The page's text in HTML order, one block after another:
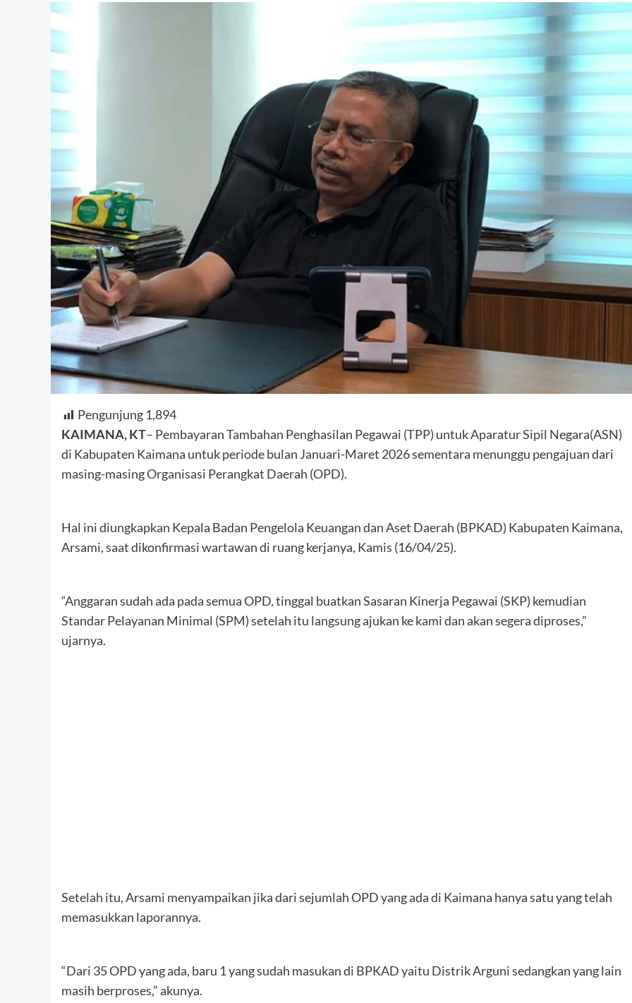
Pengunjung 1,894
KAIMANA, KT– Pembayaran Tambahan Penghasilan Pegawai (TPP) untuk Aparatur Sipil Negara(ASN)
di Kabupaten Kaimana untuk periode bulan Januari-Maret 2026 sementara menunggu pengajuan dari
masing-masing Organisasi Perangkat Daerah (OPD).
Hal ini diungkapkan Kepala Badan Pengelola Keuangan dan Aset Daerah (BPKAD) Kabupaten Kaimana,
Arsami, saat dikonfirmasi wartawan di ruang kerjanya, Kamis (16/04/25).
“Anggaran sudah ada pada semua OPD, tinggal buatkan Sasaran Kinerja Pegawai (SKP) kemudian
Standar Pelayanan Minimal (SPM) setelah itu langsung ajukan ke kami dan akan segera diproses,”
ujarnya.
Setelah itu, Arsami menyampaikan jika dari sejumlah OPD yang ada di Kaimana hanya satu yang telah
memasukkan laporannya.
“Dari 35 OPD yang ada, baru 1 yang sudah masukan di BPKAD yaitu Distrik Arguni sedangkan yang lain
masih berproses,” akunya.